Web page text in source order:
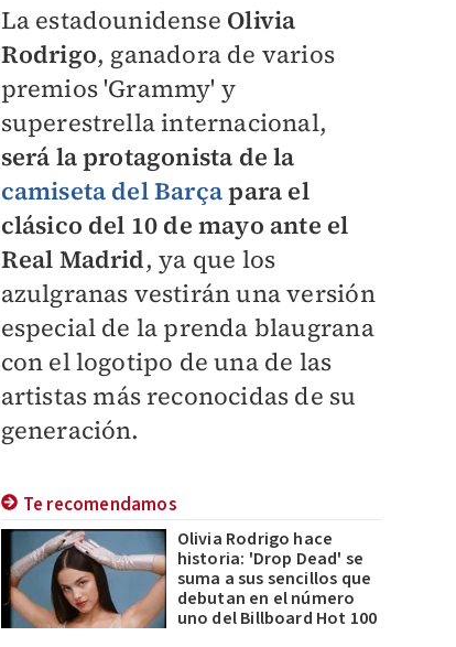
La estadounidense Olivia
Rodrigo, ganadora de varios
premios 'Grammy' y
superestrella internacional,
será la protagonista de la
camiseta del Barçapara el
clásico del 10 de mayo ante el
Real Madrid, ya que los
azulgranas vestirán una versión
especial de la prenda blaugrana
con el logotipo de una de las
artistas más reconocidas de su
generación.
Te recomendamos
Olivia Rodrigo hace
historia: 'Drop Dead' se
suma a sus sencillos que
debutan en el número
uno del Billboard Hot 100